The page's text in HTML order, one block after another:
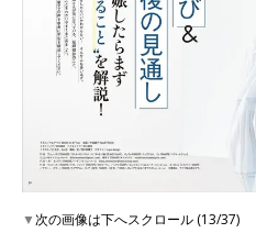
▼次の画像は下へスクロール (13/37)